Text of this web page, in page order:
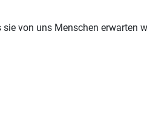
von uns Menschen erwarten